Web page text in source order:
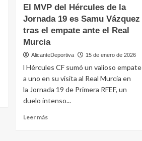
Andy
Escudero,
hijo
de
Escudero,
regresa
al
Hércules
El MVP del Hércules de la
Jornada 19 es Samu Vázquez
tras el empate ante el Real
Murcia
AlicanteDeportiva 15 de enero de 2026
l Hércules CF sumó un valioso empate
a uno en su visita al Real Murcia en
la Jornada 19 de Primera RFEF, un
duelo intenso...
Leer másLeer